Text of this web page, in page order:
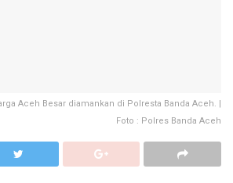
Aceh Besar diamankan di Polresta Banda Aceh. |
Foto : Polres Banda Aceh